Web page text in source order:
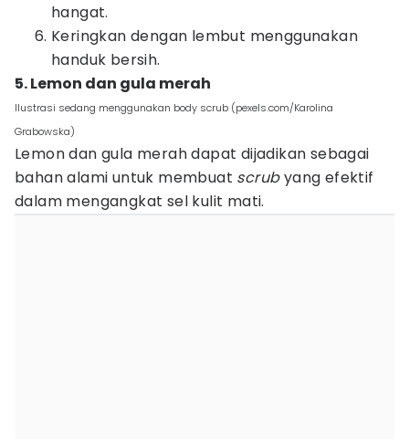
hangat.
Keringkan dengan lembut menggunakan
handuk bersih.
5. Lemon dan gula merah
Ilustrasi sedang menggunakan body scrub (pexels.com/Karolina
Grabowska)
Lemon dan gula merah dapat dijadikan sebagai
bahan alami untuk membuat scrubyang efektif
dalam mengangkat sel kulit mati.